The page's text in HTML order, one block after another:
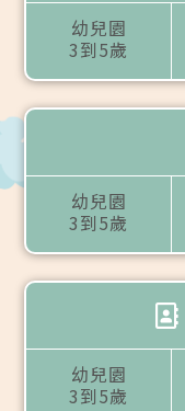
幼兒園
3到5歲
幼兒園
3到5歲
幼兒園
3到5歲